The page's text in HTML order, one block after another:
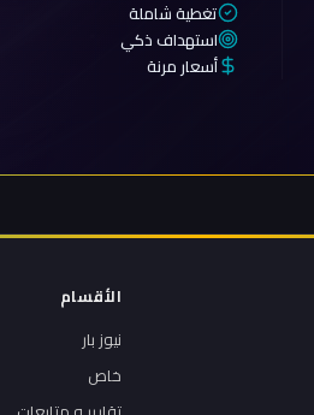
تغطية شاملة
استهداف ذكي
أسعار مرنة
الأقسام
نيوز بار
خاص